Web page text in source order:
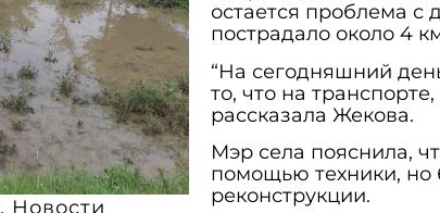
, Новости
остается проблема с
пострадало около 4
“На сегодняшний
то, что на
рассказала Жекова.
Мэр села пояснила,
помощью техники, но
реконструкции.